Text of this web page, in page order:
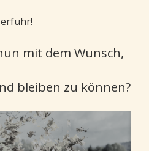
mit dem Wunsch,
bleiben zu können?